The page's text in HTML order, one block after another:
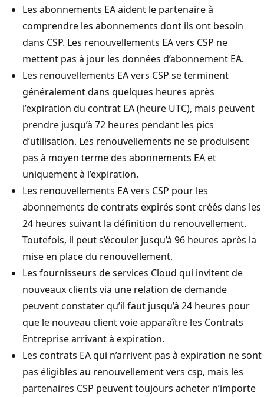
Les abonnements EA aident le partenaire à
comprendre les abonnements dont ils ont besoin
dans CSP. Les renouvellements EA vers CSP ne
mettent pas à jour les données d’abonnement EA.
Les renouvellements EA vers CSP se terminent
généralement dans quelques heures après
l’expiration du contrat EA (heure UTC), mais peuvent
prendre jusqu’à 72 heures pendant les pics
d’utilisation. Les renouvellements ne se produisent
pas à moyen terme des abonnements EA et
uniquement à l’expiration.
Les renouvellements EA vers CSP pour les
abonnements de contrats expirés sont créés dans les
24 heures suivant la définition du renouvellement.
Toutefois, il peut s’écouler jusqu’à 96 heures après la
mise en place du renouvellement.
Les fournisseurs de services Cloud qui invitent de
nouveaux clients via une relation de demande
peuvent constater qu’il faut jusqu’à 24 heures pour
que le nouveau client voie apparaître les Contrats
Entreprise arrivant à expiration.
Les contrats EA qui n’arrivent pas à expiration ne sont
pas éligibles au renouvellement vers csp, mais les
partenaires CSP peuvent toujours acheter n’importe